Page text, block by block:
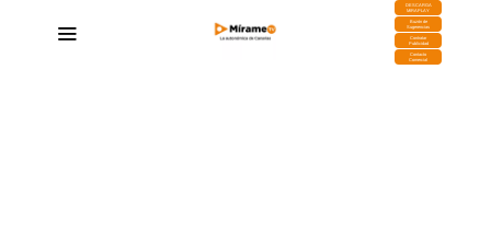
DESCARGA
MIRAPLAY
Buzón de
Sugerencias
Contratar
Publicidad
Contacto
Comercial